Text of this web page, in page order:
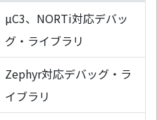
µC3、NORTi対応デバッ
グ・ライブラリ
Zephyr対応デバッグ・ラ
イブラリ